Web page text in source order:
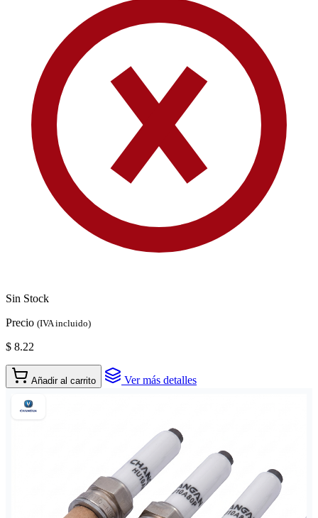
Sin Stock
Precio (IVA incluido)
$ 8.22
Añadir al carrito Ver más detalles